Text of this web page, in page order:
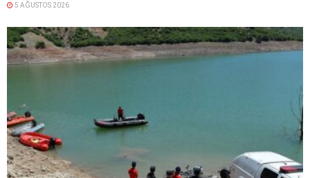
5 AĞUSTOS 2026